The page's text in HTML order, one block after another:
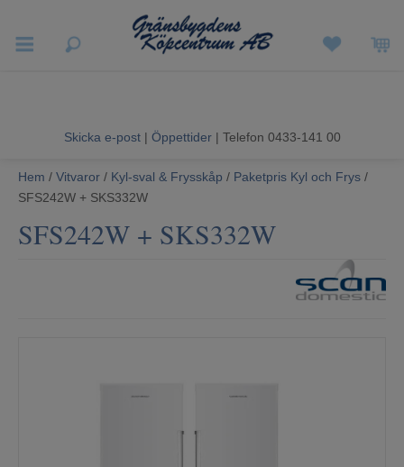
Sommarrea
Vitvaror
Skicka e-post | Öppettider| Telefon 0433-141 00
Hem / Vitvaror / Kyl-sval & Frysskåp / Paketpris Kyl och Frys /
SFS242W + SKS332W
SFS242W + SKS332W